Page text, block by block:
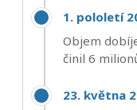
1. pololetí
Objem
činil 6
23. května